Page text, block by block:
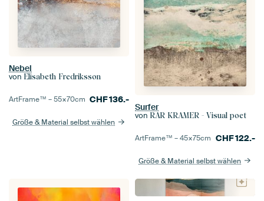
Nebel
von Elisabeth Fredriksson
ArtFrame™ –55×70cm CHF136.-
Größe & Material selbst wählen
Surfer
von RAR KRAMER - Visual poet
ArtFrame™ –45×75cm CHF122.-
Größe & Material selbst wählen